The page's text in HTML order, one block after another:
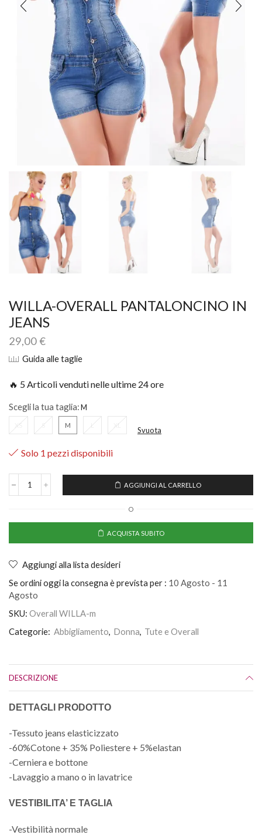
WILLA-OVERALL PANTALONCINO IN
JEANS
29,00€
Guida alle taglie
🔥 5 Articoli venduti nelle ultime 24 ore
Scegli la tua taglia:
XS S M L XL Svuota
Solo 1 pezzi disponibili
AGGIUNGI AL CARRELLO
O
ACQUISTA SUBITO
Aggiungi alla lista desideri
Se ordini oggi la consegna è prevista per : 10 Agosto - 11
Agosto
SKU: Overall WILLA-m
Categorie: Abbigliamento, Donna, Tute e Overall
DESCRIZIONE
DETTAGLI PRODOTTO
-Tessuto jeans elasticizzato
-60%Cotone + 35% Poliestere + 5%elastan
-Cerniera e bottone
-Lavaggio a mano o in lavatrice
VESTIBILITA’ E TAGLIA
-Vestibilità normale